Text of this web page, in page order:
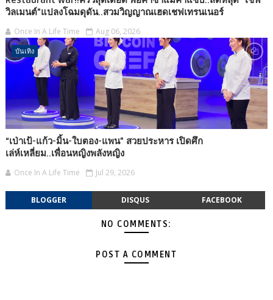
วิลเมนต์”แปลงโฉมดุดัน..สวมวิญญาณเฮดเชฟเทรนเนอร์
Once In A Life Time Aug 06, 2026
บันเทิง
“เป่าเป้-แก้ว-มิ้น-ใบตอง-แพน” สวยประหาร เปิดศึก
เล่ห์เหลี่ยม..เพื่อนหญิงพลังหญิง
Once In A Life Time Jul 29, 2026
BLOGGER DISQUS FACEBOOK
NO COMMENTS:
POST A COMMENT